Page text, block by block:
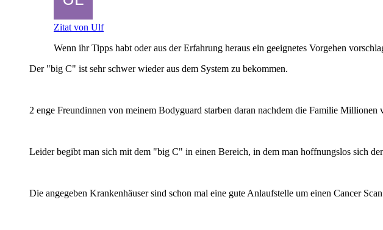
Zitat von Ulf
Wenn ihr Tipps habt oder aus der Erfahrung heraus ein geeignetes Vorgehen
Der "big C" ist sehr schwer wieder aus dem System zu bekommen.
2 enge Freundinnen von meinem Bodyguard starben daran nachdem die Familie Millionen
Leider begibt man sich mit dem "big C" in einen Bereich, in dem man hoffnungslos sich
Die angegeben Krankenhäuser sind schon mal eine gute Anlaufstelle um einen Cancer